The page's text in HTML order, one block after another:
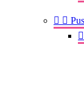
 
